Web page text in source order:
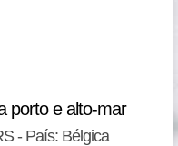
porto e alto-mar
- País: Bélgica